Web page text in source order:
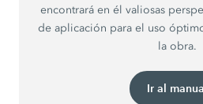
encontrará en él valiosas
de aplicación para el uso
la obra.
Ir al manual